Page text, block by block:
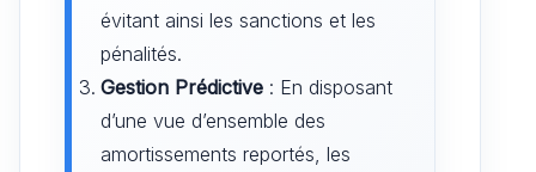
évitant ainsi les sanctions et les
pénalités.
Gestion Prédictive : En disposant
d’une vue d’ensemble des
amortissements reportés, les